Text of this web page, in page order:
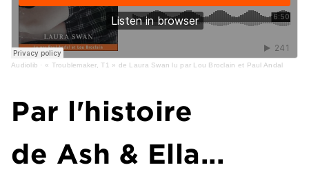
Audiolib · « Troublemaker, T1 » de Laura Swan lu par Lou Broclain et Paul Andal
Par l'histoire
de Ash & Ella...